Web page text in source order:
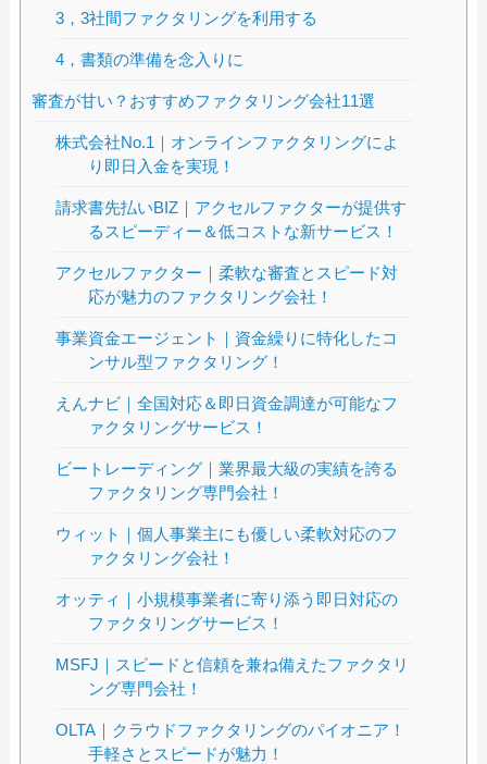
3，3社間ファクタリングを利用する
4，書類の準備を念入りに
審査が甘い？おすすめファクタリング会社11選
株式会社No.1｜オンラインファクタリングによ
り即日入金を実現！
請求書先払いBIZ｜アクセルファクターが提供す
るスピーディー＆低コストな新サービス！
アクセルファクター｜柔軟な審査とスピード対
応が魅力のファクタリング会社！
事業資金エージェント｜資金繰りに特化したコ
ンサル型ファクタリング！
えんナビ｜全国対応＆即日資金調達が可能なフ
ァクタリングサービス！
ビートレーディング｜業界最大級の実績を誇る
ファクタリング専門会社！
ウィット｜個人事業主にも優しい柔軟対応のフ
ァクタリング会社！
オッティ｜小規模事業者に寄り添う即日対応の
ファクタリングサービス！
MSFJ｜スピードと信頼を兼ね備えたファクタリ
ング専門会社！
OLTA｜クラウドファクタリングのパイオニア！
手軽さとスピードが魅力！